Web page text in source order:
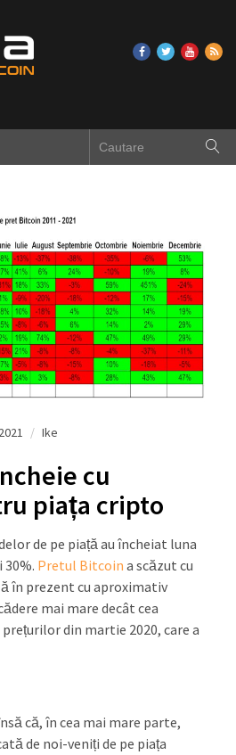
/ Ike
cu
piața cripto
de pe piață au încheiat luna
30%. Pretul Bitcoin a scăzut cu
în prezent cu aproximativ
mai mare decât cea
din martie 2020, care a
că, în cea mai mare parte,
de noi-veniți de pe piața